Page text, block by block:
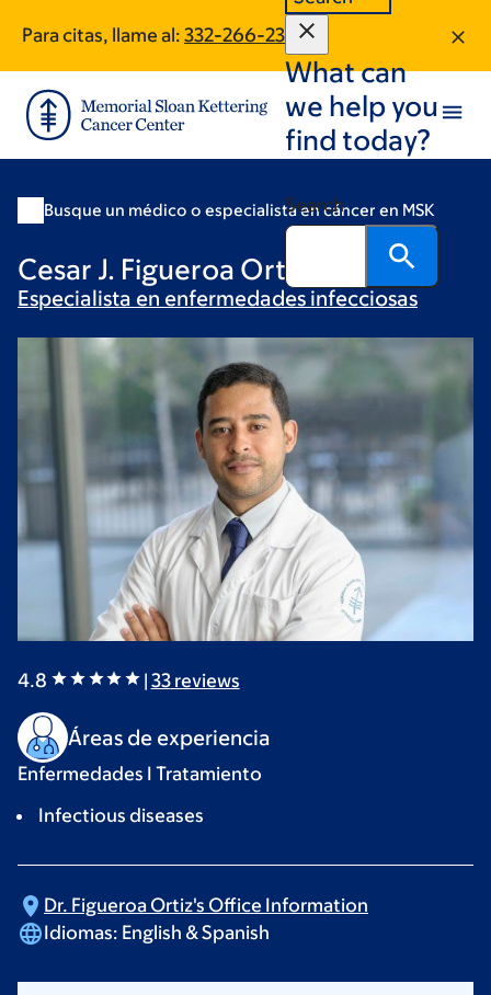
main
content
footer
Para citas, llame al: 332-266-2394
What can
we help you
find today?
Search
Busque un médico o especialista en cáncer en MSK
Cesar J. Figueroa Ortiz, MD
Especialista en enfermedades infecciosas
4.8 | 33reviews
Áreas de experiencia
Enfermedades I Tratamiento
Infectious diseases
Dr. Figueroa Ortiz's Office Information
Idiomas: English & Spanish